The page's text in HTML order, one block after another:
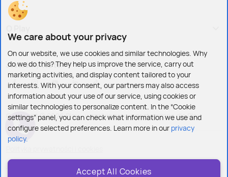
Jesteśmy też tu:
Copyright © 2026 Play - wszelkie prawa zastrzeżone dla Play
Ustawienia plików cookies
We care about your privacy
On our website, we use cookies and similar technologies. Why
do we do this? They help us improve the service, carry out
marketing activities, and display content tailored to your
interests. With your consent, our partners may also access
information about your use of our service, using cookies or
similar technologies to personalize content. In the “Cookie
settings” panel, you can check what information we use and
configure selected preferences. Learn more in our privacy
policy.
Accept All Cookies